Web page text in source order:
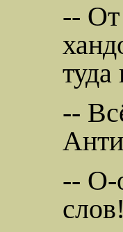
-- От
--
-- О-